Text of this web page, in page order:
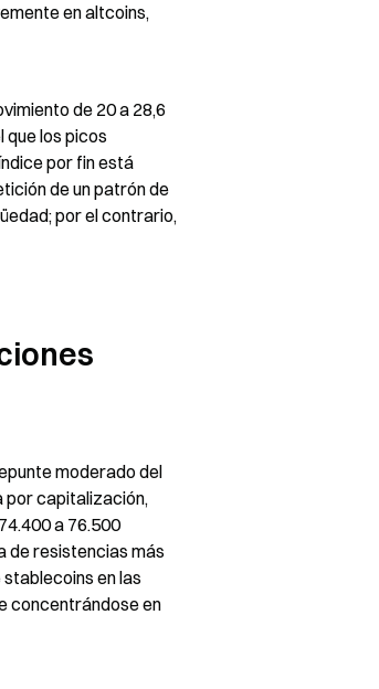
en altcoins,
de 20 a 28,6
que los picos
por fin está
de un patrón de
por el contrario,
moderado del
por capitalización,
a 76.500
de resistencias más
en las
concentrándose en